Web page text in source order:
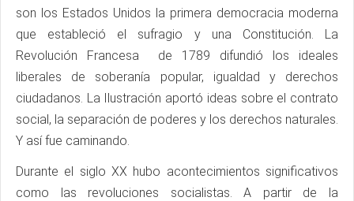
son los Estados Unidos la primera democracia moderna
que estableció el sufragio y una Constitución. La
Revolución Francesa de 1789 difundió los ideales
liberales de soberanía popular, igualdad y derechos
ciudadanos. La Ilustración aportó ideas sobre el contrato
social, la separación de poderes y los derechos naturales.
Y así fue caminando.
Durante el siglo XX hubo acontecimientos significativos
como las revoluciones socialistas. A partir de la